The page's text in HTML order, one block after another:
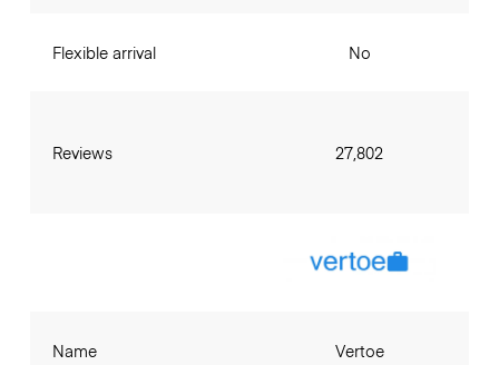
Flexible arrival
Reviews
No
27,802
Name Vertoe